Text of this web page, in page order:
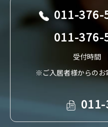
011-376-
011-376-
受付時間
※ご入居者様からのお